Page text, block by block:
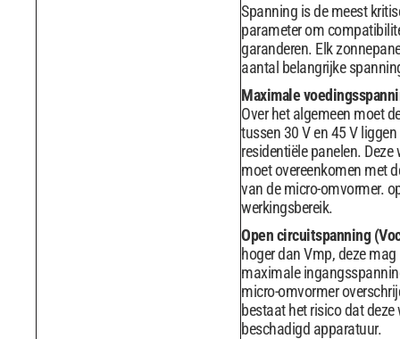
Spanning is de meest
parameter om
garanderen. Elk
aantal belangrijke
Maximale
Over het algemeen moet
tussen 30 V en 45 V
residentiële panelen. Deze
moet overeenkomen met
van de micro-omvormer.
werkingsbereik.
Open circuitspanning
hoger dan Vmp, deze
maximale
micro-omvormer
bestaat het risico dat deze
beschadigd apparatuur.